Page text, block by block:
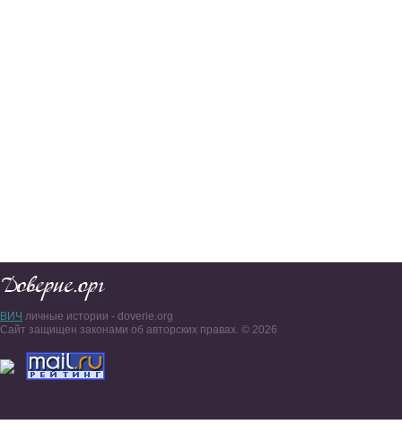
ВИЧ личные истории - doverie.org
Сайт защищен законами об авторских правах. © 2026